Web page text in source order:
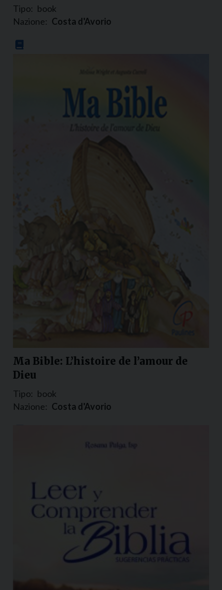
Tipo: book
Nazione: Costa d'Avorio
Ma Bible: L’histoire de l’amour de
Dieu
Tipo: book
Nazione: Costa d'Avorio